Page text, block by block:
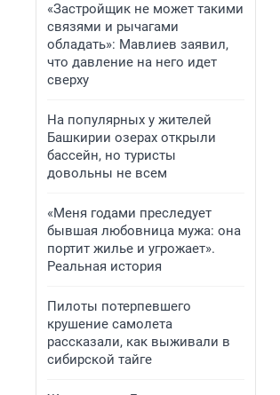
«Застройщик не может такими
связями и рычагами
обладать»: Мавлиев заявил,
что давление на него идет
сверху
На популярных у жителей
Башкирии озерах открыли
бассейн, но туристы
довольны не всем
«Меня годами преследует
бывшая любовница мужа: она
портит жилье и угрожает».
Реальная история
Пилоты потерпевшего
крушение самолета
рассказали, как выживали в
сибирской тайге